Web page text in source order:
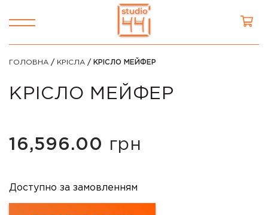
ГОЛОВНА / КРІСЛА / КРІСЛО МЕЙФЕР
КРІСЛО МЕЙФЕР
16,596.00 грн
Доступно за замовленням